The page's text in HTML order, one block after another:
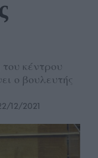
κέντρου
ο βουλευτής
12/2021